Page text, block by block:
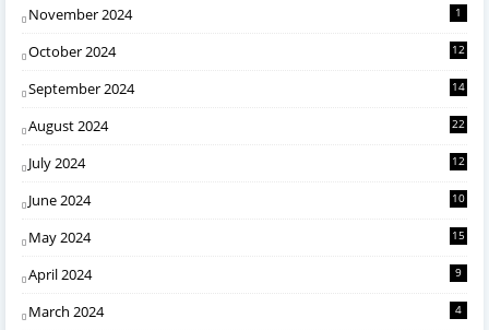
November 2024 1
October 2024 12
September 2024 14
August 2024 22
July 2024 12
June 2024 10
May 2024 15
April 2024 9
March 2024 4